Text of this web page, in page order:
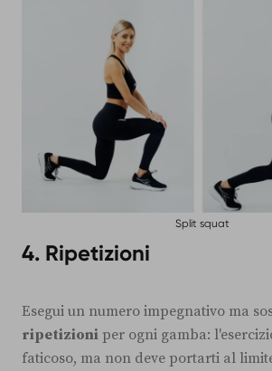
Split squat
4. Ripetizioni
Esegui un numero impegnativo ma
ripetizioni per ogni gamba:
faticoso, ma non deve portarti al